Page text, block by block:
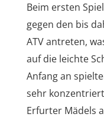
Beim ersten
gegen den bis
ATV antreten,
auf die leichte
Anfang an
sehr
Erfurter Mädels